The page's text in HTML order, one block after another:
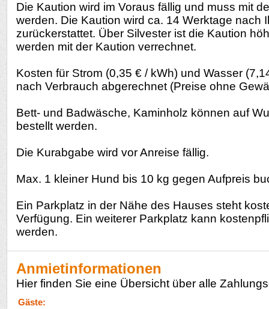
Die Kaution wird im Voraus fällig und muss mit
werden. Die Kaution wird ca. 14 Werktage nach
zurückerstattet. Über Silvester ist die Kaution
werden mit der Kaution verrechnet.
Kosten für Strom (0,35 € / kWh) und Wasser
nach Verbrauch abgerechnet (Preise ohne
Bett- und Badwäsche, Kaminholz können auf
bestellt werden.
Die Kurabgabe wird vor Anreise fällig.
Max. 1 kleiner Hund bis 10 kg gegen Aufpreis
Ein Parkplatz in der Nähe des Hauses steht
Verfügung. Ein weiterer Parkplatz kann
werden.
Anmietinformationen
Hier finden Sie eine Übersicht über alle
Gäste: